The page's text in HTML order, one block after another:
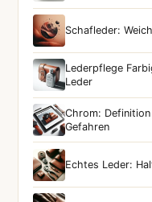
Schafleder:
Lederpflege
Leder
Chrom:
Gefahren
Echtes Leder: